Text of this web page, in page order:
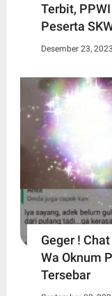
Terbit,
Peserta
Desember 23, 2023
Geger !
Wa Oknum
Tersebar